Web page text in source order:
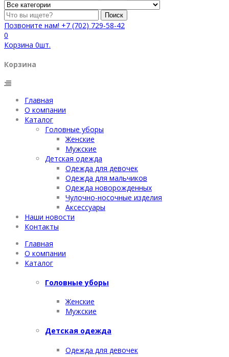
Поиск
Позвоните нам! +7 (702) 729-58-42
0
Корзина 0шт.
Корзина
Главная
О компании
Каталог
Головные уборы
Женские
Мужские
Детская одежда
Одежда для девочек
Одежда для мальчиков
Одежда новорожденных
Чулочно-носочные изделия
Аксессуары
Наши новости
Контакты
Главная
О компании
Каталог
Головные уборы
Женские
Мужские
Детская одежда
Одежда для девочек